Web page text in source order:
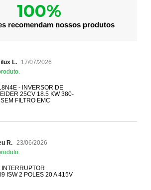
100%
recomendam nossos produtos
L.
17/07/2026
- INVERSOR DE
25CV 18.5 KW 380-
FILTRO EMC
R. 23/06/2026
ISW 2 POLES 20 A 415V